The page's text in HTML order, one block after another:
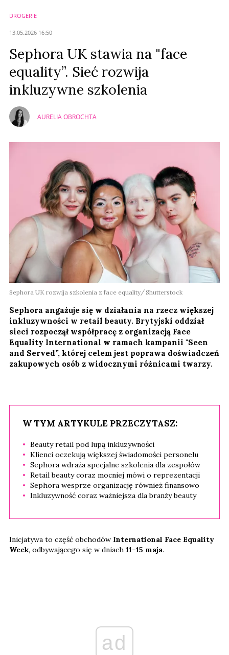
DROGERIE
13.05.2026 16:50
Sephora UK stawia na "face
equality”. Sieć rozwija
inkluzywne szkolenia
AURELIA OBROCHTA
Sephora UK rozwija szkolenia z face equality Shutterstock
Sephora angażuje się w działania na rzecz większej
inkluzywności w retail beauty. Brytyjski oddział
sieci rozpoczął współpracę z organizacją Face
Equality International w ramach kampanii "Seen
and Served”, której celem jest poprawa doświadczeń
zakupowych osób z widocznymi różnicami twarzy.
W TYM ARTYKULE PRZECZYTASZ:
Beauty retail pod lupą inkluzywności
Klienci oczekują większej świadomości personelu
Sephora wdraża specjalne szkolenia dla zespołów
Retail beauty coraz mocniej mówi o reprezentacji
Sephora wesprze organizację również finansowo
Inkluzywność coraz ważniejsza dla branży beauty
Inicjatywa to część obchodów International Face Equality
Week, odbywającego się w dniach 11–15 maja.
ad